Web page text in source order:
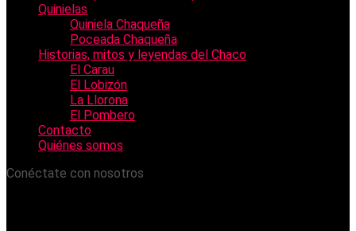
Quinielas
Quiniela Chaqueña
Poceada Chaqueña
Historias, mitos y leyendas del Chaco
El Carau
El Lobizón
La Llorona
El Pombero
Contacto
Quiénes somos
Conéctate con nosotros